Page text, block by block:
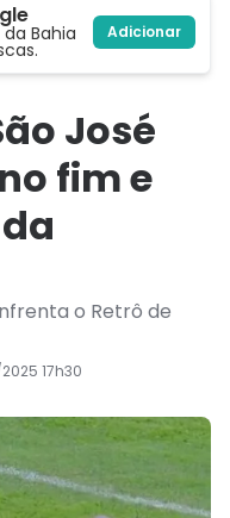
Bahia Adicionar
José
fim e
o Retrô de
17h30